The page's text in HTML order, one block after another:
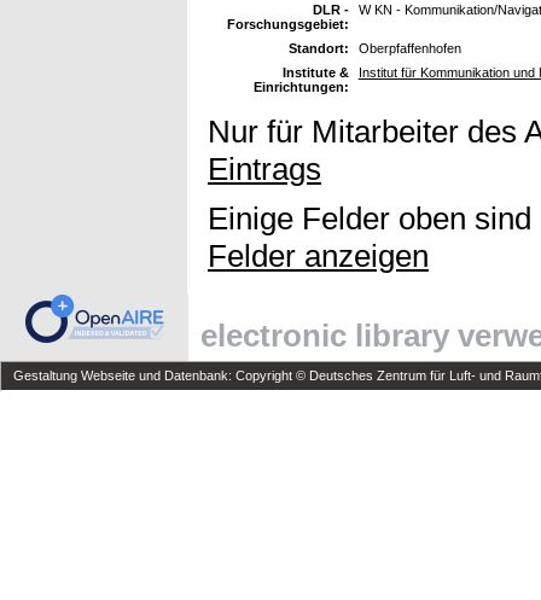
DLR -
Forschungsgebiet:
W KN - Kommunikation/
Standort:
Oberpfaffenhofen
Institute &
Einrichtungen:
Institut für Kommunikation
Nur für Mitarbeiter des
Eintrags
Einige Felder oben
Felder anzeigen
electronic library
Gestaltung Webseite und Datenbank: Copyright © Deutsches Zentrum für Luft- und